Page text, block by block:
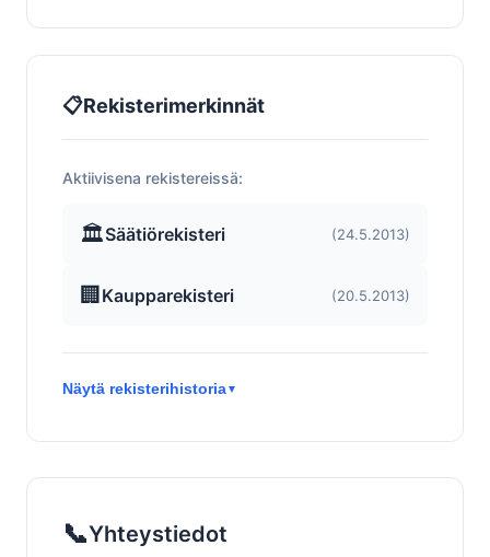
📋Rekisterimerkinnät
Aktiivisena rekistereissä:
🏛️Säätiörekisteri (24.5.2013)
🏢 Kaupparekisteri (20.5.2013)
Näytä rekisterihistoria▼
📞Yhteystiedot